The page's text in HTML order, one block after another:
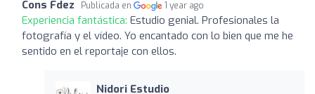
Cons Fdez Publicada en 1 year ago
Experiencia fantástica: Estudio genial. Profesionales la
fotografía y el vídeo. Yo encantado con lo bien que me he
sentido en el reportaje con ellos.
Nidori Estudio